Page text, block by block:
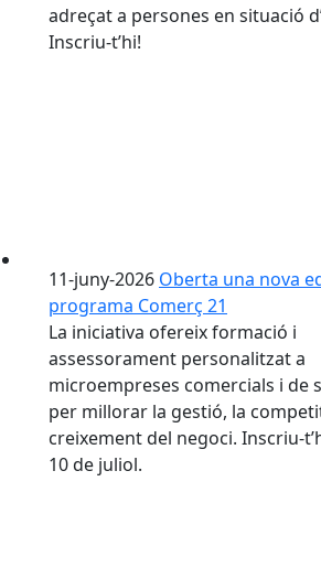
adreçat a persones en situació
Inscriu-t’hi!
11-juny-2026 Oberta una nova
programa Comerç 21
La iniciativa ofereix formació i
assessorament personalitzat a
microempreses comercials i de
per millorar la gestió, la
creixement del negoci. Inscriu-
10 de juliol.